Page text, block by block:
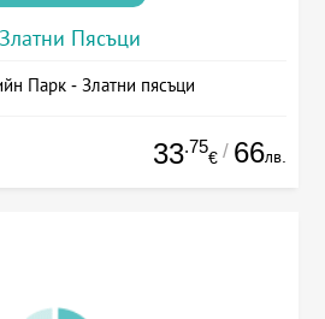
Златни Пясъци
Парк - Златни пясъци
33.75
€ / 66лв.